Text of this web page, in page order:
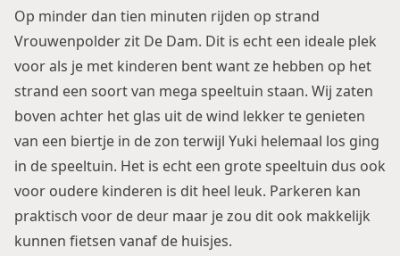
Op minder dan tien minuten rijden op strand
Vrouwenpolder zit De Dam. Dit is echt een ideale plek
voor als je met kinderen bent want ze hebben op het
strand een soort van mega speeltuin staan. Wij zaten
boven achter het glas uit de wind lekker te genieten
van een biertje in de zon terwijl Yuki helemaal los ging
in de speeltuin. Het is echt een grote speeltuin dus ook
voor oudere kinderen is dit heel leuk. Parkeren kan
praktisch voor de deur maar je zou dit ook makkelijk
kunnen fietsen vanaf de huisjes.